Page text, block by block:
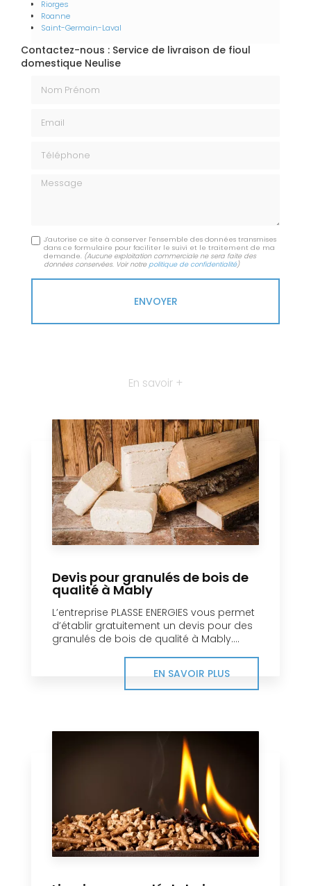
Riorges
Roanne
Saint-Germain-Laval
Contactez-nous : Service de livraison de fioul
domestique Neulise
Message
J'autorise ce site à conserver l'ensemble des données transmises
dans ce formulaire pour faciliter le suivi et le traitement de ma
demande. (Aucune exploitation commerciale ne sera faite des
données conservées. Voir notre politique de confidentialité)
En savoir +
Devis pour granulés de bois de
qualité à Mably
L’entreprise PLASSE ENERGIES vous permet
d’établir gratuitement un devis pour des
granulés de bois de qualité à Mably....
EN SAVOIR PLUS